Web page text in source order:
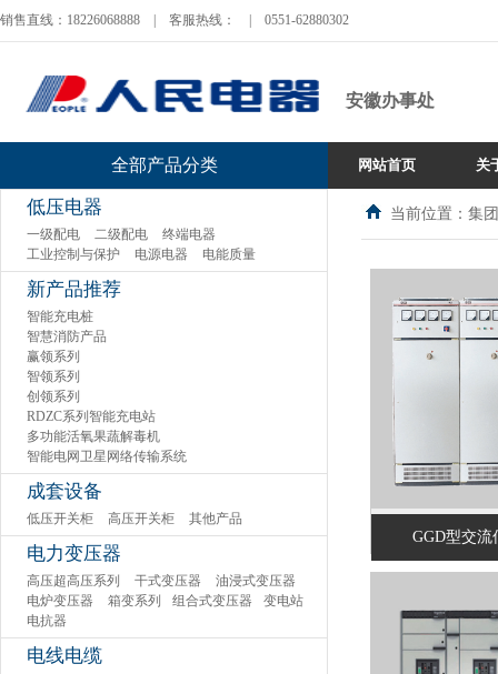
销售直线：18226068888 客服热线： 0551-62880302
安徽办事处
全部产品分类 网站首页 关
低压电器
一级配电 二级配电
终端电器
工业控制与保护
电源电器 电能质量
新产品推荐
智能充电桩
智慧消防产品
赢领系列
智领系列
创领系列
RDZC系列智能充电站
多功能活氧果蔬解毒机
智能电网卫星网络传输系统
成套设备
低压开关柜 高压开关柜 其他产品
电力变压器
高压超高压系列 干式变压器
油浸式变压器
电炉变压器
箱变系列 组合式变压器
变电站
电抗器
电线电缆
当前位置：集
GGD型交流